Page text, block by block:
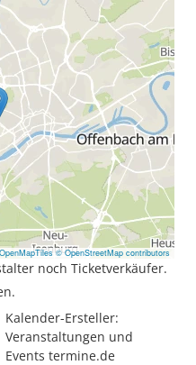
© OpenStreetMap contributors
noch Ticketverkäufer.
Kalender-Ersteller:
Veranstaltungen und
Events termine.de